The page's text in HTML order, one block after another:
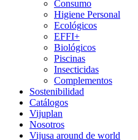
Consumo
Higiene Personal
Ecológicos
EFFI+
Biológicos
Piscinas
Insecticidas
Complementos
Sostenibilidad
Catálogos
Vijuplan
Nosotros
Vijusa around de world